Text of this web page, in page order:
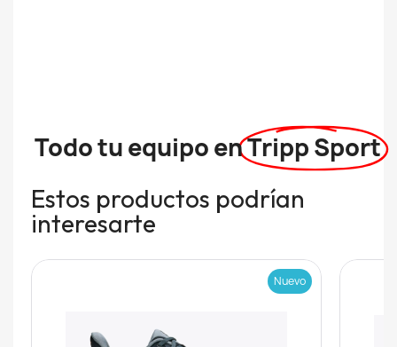
Todo tu equipo enTripp Sport
Estos productos podrían
interesarte
Nuevo